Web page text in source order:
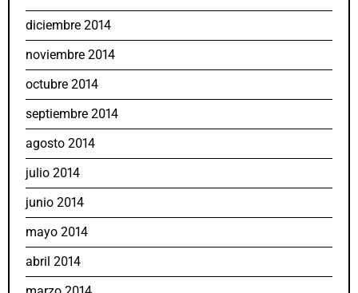
diciembre 2014
noviembre 2014
octubre 2014
septiembre 2014
agosto 2014
julio 2014
junio 2014
mayo 2014
abril 2014